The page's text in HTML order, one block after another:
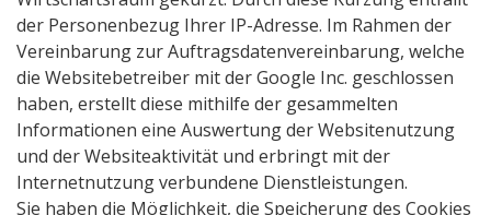
der Personenbezug Ihrer IP-Adresse. Im Rahmen der
Vereinbarung zur Auftragsdatenvereinbarung, welche
die Websitebetreiber mit der Google Inc. geschlossen
haben, erstellt diese mithilfe der gesammelten
Informationen eine Auswertung der Websitenutzung
und der Websiteaktivität und erbringt mit der
Internetnutzung verbundene Dienstleistungen.
Sie haben die Möglichkeit, die Speicherung des Cookies